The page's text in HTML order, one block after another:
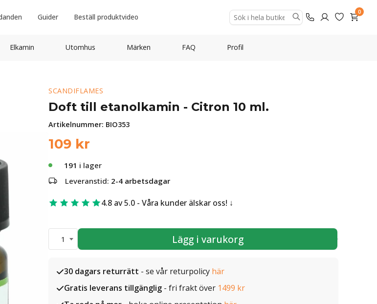
Guider Beställ produktvideo
0
Elkamin Utomhus Märken FAQ Profil
SCANDIFLAMES
Doft till etanolkamin - Citron 10 ml.
Artikelnummer: BIO353
109 kr
191 i lager
Leveranstid: 2-4 arbetsdagar
4.8 av 5.0 - Våra kunder älskar oss!
1 Lägg i varukorg
30 dagars returrätt - se vår returpolicy här
Gratis leverans tillgänglig - fri frakt över 1499 kr